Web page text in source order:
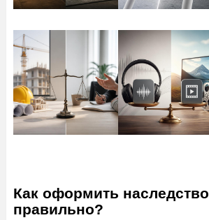
Как оформить наследство
правильно?